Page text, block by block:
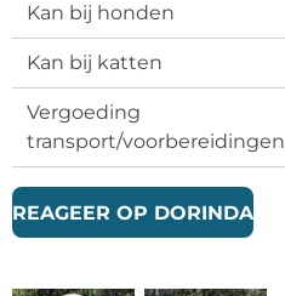
Kan bij honden
Kan bij katten
Vergoeding
transport/voorbereidingen
REAGEER OP DORINDA